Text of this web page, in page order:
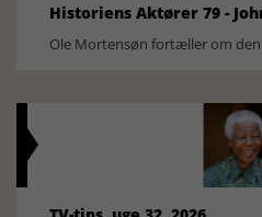
Historiens Aktører 79 -
Ole Mortensøn fortæller om